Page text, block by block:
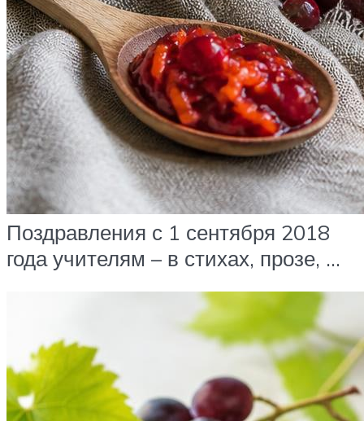
Поздравления с 1 сентября 2018
года учителям – в стихах, прозе, …